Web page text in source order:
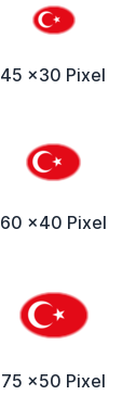
45 x30 Pixel
60 x40 Pixel
75 x50 Pixel